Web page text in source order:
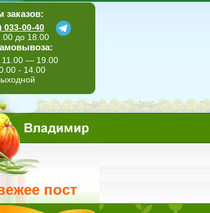
заказов:
033-00-40
до 18.00
11.00 — 19.00
- 14.00